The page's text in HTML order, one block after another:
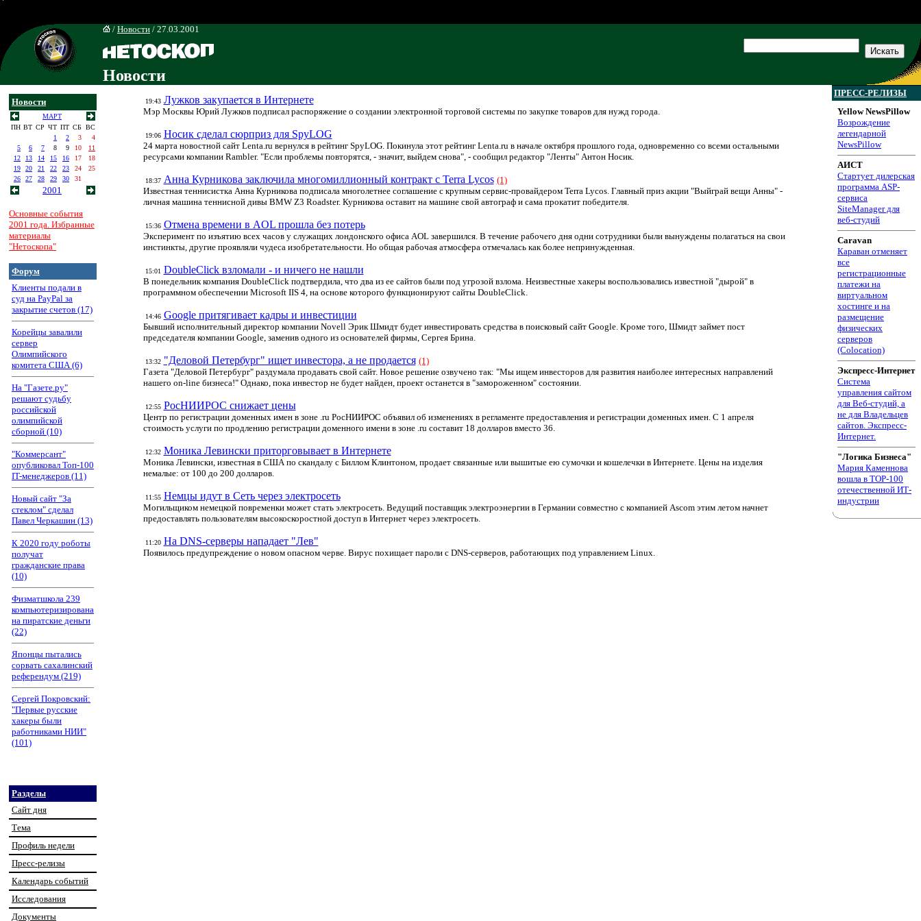
/ Новости / 27.03.2001
Новости
Новости
МАРТ
ПН ВТ СР ЧТ ПТ СБ
ВС
1
2 3
4
5
6 7 8 9 10
11
12
13 14 15 16 17
18
19
20 21 22 23 24
25
26
27 28 29 30 31
2001
Основные события
2001 года. Избранные
материалы
"Нетоскопа"
Форум
Клиенты подали в
суд на PayPal за
закрытие счетов (17)
Корейцы завалили
сервер
Олимпийского
комитета США (6)
На "Газете.ру"
решают судьбу
российской
олимпийской
сборной (10)
"Коммерсант"
опубликовал Топ-100
IT-менеджеров (11)
Новый сайт "За
стеклом" сделал
Павел Черкашин (13)
К 2020 году роботы
получат
гражданские права
(10)
Физматшкола 239
компьютеризирована
на пиратские деньги
(22)
Японцы пытались
сорвать сахалинский
референдум (219)
Сергей Покровский:
"Первые русские
хакеры были
работниками НИИ"
(101)
Разделы
Сайт дня
Тема
Профиль недели
Пресс-релизы
Календарь событий
Исследования
Документы
19:43 Лужков закупается в Интернете
Мэр Москвы Юрий Лужков подписал распоряжение о создании электронной торговой системы по закупке товаров для нужд города.
19:06 Носик сделал сюрприз для SpyLOG
24 марта новостной сайт Lenta.ru вернулся в рейтинг SpyLOG. Покинула этот рейтинг Lenta.ru в начале октября прошлого года, одновременно со всеми остальными
ресурсами компании Rambler. "Если проблемы повторятся, - значит, выйдем снова", - сообщил редактор "Ленты" Антон Носик.
18:37 Анна Курникова заключила многомиллионный контракт с Terra Lycos (1)
Известная теннисистка Анна Курникова подписала многолетнее соглашение с крупным сервис-провайдером Terra Lycos. Главный приз акции "Выйграй вещи Анны" -
личная машина теннисной дивы BMW Z3 Roadster. Курникова оставит на машине свой автограф и сама прокатит победителя.
15:36 Отмена времени в AOL прошла без потерь
Эксперимент по изъятию всех часов у служащих лондонского офиса AOL завершился. В течение рабочего дня одни сотрудники были вынуждены полагаться на свои
инстинкты, другие проявляли чудеса изобретательности. Но общая рабочая атмосфера отмечалась как более непринужденная.
15:01 DoubleClick взломали - и ничего не нашли
В понедельник компания DoubleClick подтвердила, что два из ее сайтов были под угрозой взлома. Неизвестные хакеры воспользовались известной "дырой" в
программном обеспечении Microsoft IIS 4, на основе которого функционируют сайты DoubleClick.
14:46 Google притягивает кадры и инвестиции
Бывший исполнительный директор компании Novell Эрик Шмидт будет инвестировать средства в поисковый сайт Google. Кроме того, Шмидт займет пост
председателя компании Google, заменив одного из основателей фирмы, Сергея Брина.
13:32 "Деловой Петербург" ищет инвестора, а не продается (1)
Газета "Деловой Петербург" раздумала продавать свой сайт. Новое решение озвучено так: "Мы ищем инвеcторов для развития наиболее интересных направлений
нашего on-line бизнеса!" Однако, пока инвестор не будет найден, проект останется в "замороженном" состоянии.
12:55 РосНИИРОС снижает цены
Центр по регистрации доменных имен в зоне .ru РосНИИРОС объявил об изменениях в регламенте предоставления и регистрации доменных имен. С 1 апреля
стоимость услуги по продлению регистрации доменного имени в зоне .ru составит 18 долларов вместо 36.
12:32 Моника Левински приторговывает в Интернете
Моника Левински, известная в США по скандалу с Биллом Клинтоном, продает связанные или вышитые ею сумочки и кошелечки в Интернете. Цены на изделия
немалые: от 100 до 200 долларов.
11:55 Немцы идут в Сеть через электросеть
Могильщиком немецкой повременки может стать электросеть. Ведущий поставщик электроэнергии в Германии совместно с компанией Ascom этим летом начнет
предоставлять пользователям высокоскоростной доступ в Интернет через электросеть.
11:20 На DNS-серверы нападает "Лев"
Появилось предупреждение о новом опасном черве. Вирус похищает пароли с DNS-серверов, работающих под управлением Linux.
ПРЕСС-РЕЛИЗЫ
Yellow NewsPillow
Возрождение
легендарной
NewsPillow
АИСТ
Стартует дилерская
программа ASP-
сервиса
SiteManager для
веб-студий
Caravan
Караван отменяет
все
регистрационные
платежи на
виртуальном
хостинге и на
размещение
физических
серверов
(Colocation)
Экспресс-Интернет
Система
управления сайтом
для Веб-студий, а
не для Владельцев
сайтов. Экспресс-
Интернет.
"Логика Бизнеса"
Мария Каменнова
вошла в TOP-100
отечественной ИТ-
индустрии